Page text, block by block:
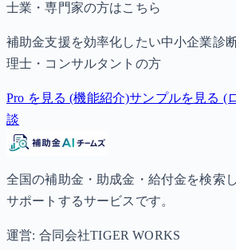
士業・専門家の方はこちら
補助金支援を効率化したい中小企業診
理士・コンサルタントの方
Pro を見る (機能紹介)サンプルを見る (
談
全国の補助金・助成金・給付金を検索
サポートするサービスです。
運営: 合同会社TIGER WORKS